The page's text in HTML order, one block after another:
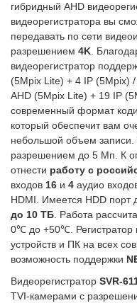
гибридный AHD
видеорегистратора вы
передавать по сети
разрешением 4K.
видеорегистратор
(5Mpix Lite) + 4 IP (5Mpix)
AHD (5Mpix Lite) + 19 IP
современный формат
который обеспечит вам
небольшой объем
разрешением до 5 Мп. К
отнести работу с
входов 16 и 4 аудио
HDMI. Имеется HDD порт
до 10 ТБ. Работа
0℃ до +50℃. Регистратор
устройств и ПК на всех
возможность поддержки
Видеорегистратор SVR-
TVI-камерами с